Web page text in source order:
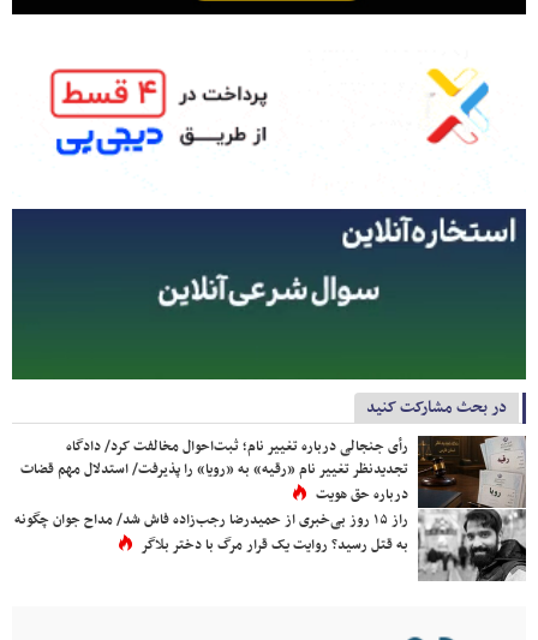
در بحث مشارکت کنید
رأی جنجالی درباره تغییر نام؛ ثبت‌احوال مخالفت کرد/ دادگاه
تجدیدنظر تغییر نام «رقیه» به «رویا» را پذیرفت/ استدلال مهم قضات
درباره حق هویت
راز ۱۵ روز بی‌خبری از حمیدرضا رجب‌زاده فاش شد/ مداح جوان چگونه
به قتل رسید؟ روایت یک قرار مرگ با دختر بلاگر